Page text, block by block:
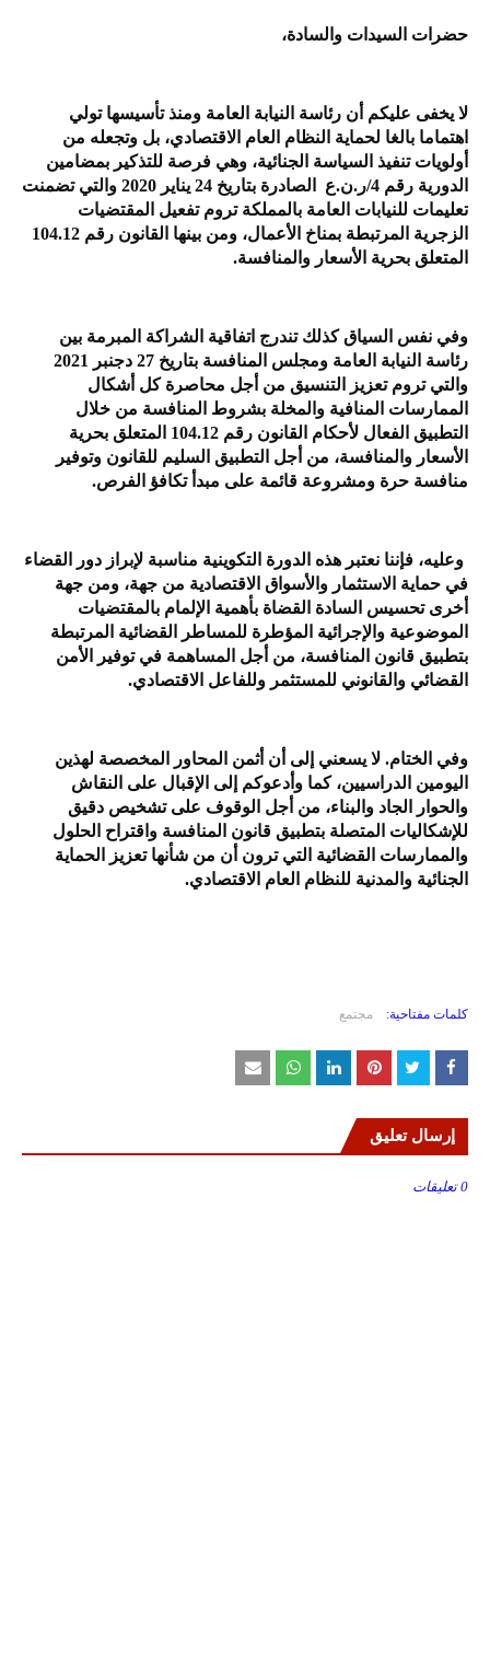
حضرات السيدات والسادة،
لا يخفى عليكم أن رئاسة النيابة العامة ومنذ تأسيسها تولي
اهتماما بالغا لحماية النظام العام الاقتصادي، بل وتجعله من
أولويات تنفيذ السياسة الجنائية، وهي فرصة للتذكير بمضامين
الدورية رقم 4/ر.ن.ع الصادرة بتاريخ 24 يناير 2020 والتي تضمنت
تعليمات للنيابات العامة بالمملكة تروم تفعيل المقتضيات
الزجرية المرتبطة بمناخ الأعمال، ومن بينها القانون رقم 104.12
المتعلق بحرية الأسعار والمنافسة.
وفي نفس السياق كذلك تندرج اتفاقية الشراكة المبرمة بين
رئاسة النيابة العامة ومجلس المنافسة بتاريخ 27 دجنبر 2021
والتي تروم تعزيز التنسيق من أجل محاصرة كل أشكال
الممارسات المنافية والمخلة بشروط المنافسة من خلال
التطبيق الفعال لأحكام القانون رقم 104.12 المتعلق بحرية
الأسعار والمنافسة، من أجل التطبيق السليم للقانون وتوفير
منافسة حرة ومشروعة قائمة على مبدأ تكافؤ الفرص.
وعليه، فإننا نعتبر هذه الدورة التكوينية مناسبة لإبراز دور القضاء
في حماية الاستثمار والأسواق الاقتصادية من جهة، ومن جهة
أخرى تحسيس السادة القضاة بأهمية الإلمام بالمقتضيات
الموضوعية والإجرائية المؤطرة للمساطر القضائية المرتبطة
بتطبيق قانون المنافسة، من أجل المساهمة في توفير الأمن
القضائي والقانوني للمستثمر وللفاعل الاقتصادي.
وفي الختام. لا يسعني إلى أن أثمن المحاور المخصصة لهذين
اليومين الدراسيين، كما وأدعوكم إلى الإقبال على النقاش
والحوار الجاد والبناء، من أجل الوقوف على تشخيص دقيق
للإشكاليات المتصلة بتطبيق قانون المنافسة واقتراح الحلول
والممارسات القضائية التي ترون أن من شأنها تعزيز الحماية
الجنائية والمدنية للنظام العام الاقتصادي.
كلمات مفتاحية: مجتمع
إرسال تعليق
0 تعليقات